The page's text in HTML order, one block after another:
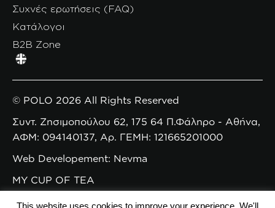
Συχνές ερωτήσεις (FAQ)
Κατάλογοι
B2B Zone
© POLO 2026 All Rights Reserved
Συντ. Ζησιμοπούλου 62, 175 64 Π.Φάληρο - Αθήνα,
ΑΦΜ: 094140137, Αρ. ΓΕΜΗ: 121665201000
Web Developement: Nevma
MY CUP OF TEA
This website uses cookies to improve your experience. We'll